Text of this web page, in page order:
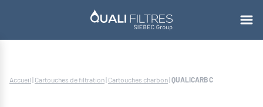
Accueil | Cartouches de filtration| Cartouches charbon|QUALICARB C